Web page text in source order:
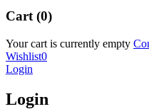
Cart (0)
Your cart is currently empty
Wishlist0
Login
Login